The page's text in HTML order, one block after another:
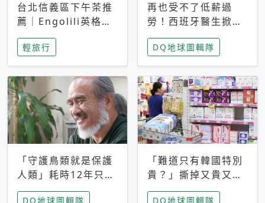
台北信義區下午茶推
薦｜Engolili英格莉
莉統一時代店，花園
秘境雙人套餐必拍熔
岩鬆餅塔
輕旅行
再也受不了低薪過
勞！西班牙醫生掀罷
工潮、近四成護理師
想離職 但外國醫生
能解決問題嗎？
DQ地球圖輯隊
「守護鳥類就是保護
人類」耗時12年只為
追尋台灣最稀有的猛
DQ地球圖輯隊
「難道只有韓國特別
貴？」撕掉又貴又難
用標籤，南韓2026推
DQ地球圖輯隊